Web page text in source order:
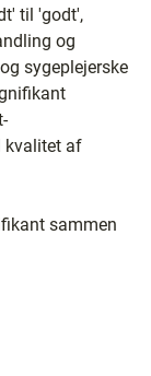
til 'godt',
og
sygeplejerske
kvalitet af
sammen